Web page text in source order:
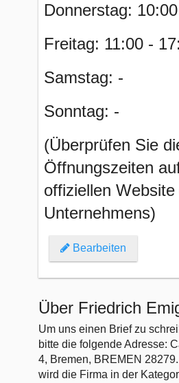
Donnerstag:
Freitag: 11:00 -
Samstag: -
Sonntag: -
(Überprüfen Sie
Öffnungszeiten
offiziellen Website
Unternehmens)
Bearbeiten
Über Friedrich
Um uns einen Brief zu
bitte die folgende Adresse:
4, Bremen, BREMEN
wird die Firma in der